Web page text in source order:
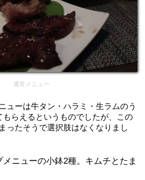
通常メニュー
ューは牛タン・ハラミ・生ラムのう
もらえるというものでしたが、この
ったそうで選択肢はなくなりまし
ニューの小鉢2種。キムチとたま